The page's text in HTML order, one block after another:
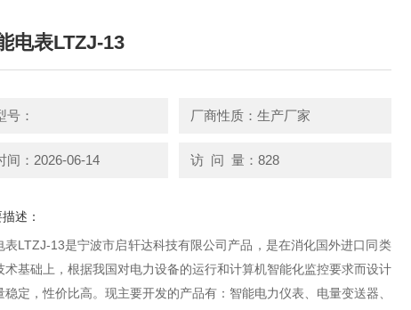
电表LTZJ-13
号： 厂商性质：生产厂家
间：2026-06-14 访 问 量：828
述：
表LTZJ-13是宁波市启轩达科技有限公司产品，是在消化国外进口同类
术基础上，根据我国对电力设备的运行和计算机智能化监控要求而设计
稳定，性价比高。现主要开发的产品有：智能电力仪表、电量变送器、